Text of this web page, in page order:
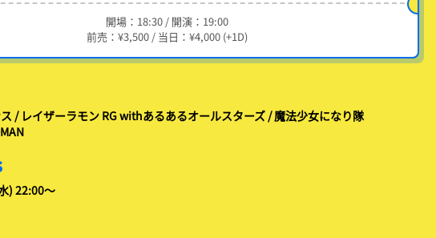
開場：18:30 / 開演：19:00
前売：¥3,500 / 当日：¥4,000 (+1D)
/ レイザーラモン RG withあるあるオールスターズ / 魔法少女になり隊
) 22:00～